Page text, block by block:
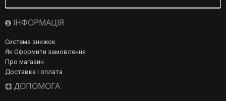
ІНФОРМАЦІЯ
Система знижок
Як Оформити замовлення
Про магазин
Доставка і оплата
ДОПОМОГА